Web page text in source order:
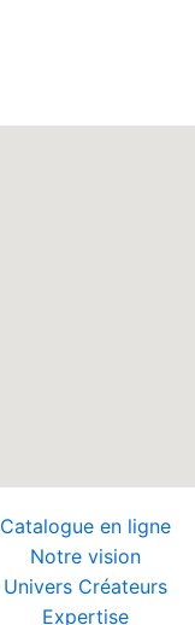
Catalogue en ligne
Notre vision
Univers Créateurs
Expertise